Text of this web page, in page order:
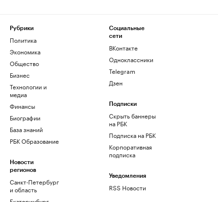
Рубрики
Политика
Экономика
Общество
Бизнес
Технологии и
медиа
Финансы
Биографии
База знаний
РБК Образование
Новости
регионов
Санкт-Петербург
и область
Социальные
сети
ВКонтакте
Одноклассники
Telegram
Дзен
Подписки
Скрыть баннеры
на РБК
Подписка на РБК
Корпоративная
подписка
Уведомления
RSS Новости